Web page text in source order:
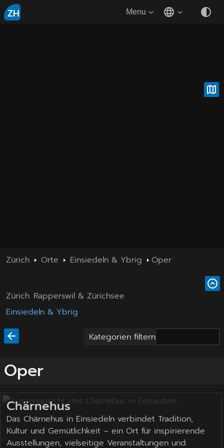
ZH Menu
Zürich Orte Einsiedeln & Ybrig Oper
Zürich Rapperswil & Zürichsee
Einsiedeln & Ybrig
Kategorien filtern
Oper
Chärnehus
Das Chärnehus in Einsiedeln verbindet Tradition,
Kultur und Gemütlichkeit – ein Ort für inspirierende
Ausstellungen, vielseitige Veranstaltungen und